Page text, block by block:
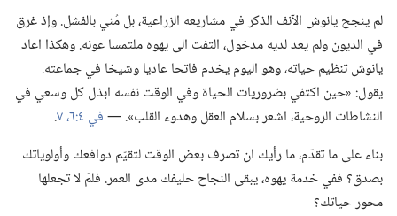
لم ينجح يانوش الآنف الذكر في مشاريعه الزراعية،‏ بل مُني بالفشل.‏ وإذ غرق
في الديون ولم يعد لديه مدخول،‏ التفت الى يهوه ملتمسا عونه.‏ وهكذا اعاد
يانوش تنظيم حياته،‏ وهو اليوم يخدم فاتحا عاديا وشيخا في جماعته.‏
يقول:‏ «حين اكتفي بضروريات الحياة وفي الوقت نفسه ابذل كل وسعي في
النشاطات الروحية،‏ اشعر بسلام العقل وهدوء القلب».‏ —‏في ٤:‏٦،‏ ٧
‏.‏
بناء على ما تقدّم،‏ ما رأيك ان تصرف بعض الوقت لتقيّم دوافعك وأولوياتك
بصدق؟‏ ففي خدمة يهوه،‏ يبقى النجاح حليفك مدى العمر.‏ فلمَ لا تجعلها
محور حياتك؟‏